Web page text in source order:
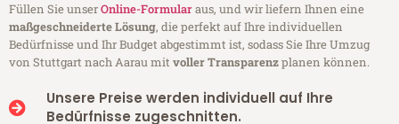
Füllen Sie unserOnline-Formularaus, und wir liefern Ihnen eine
maßgeschneiderte Lösung, die perfekt auf Ihre individuellen
Bedürfnisse und Ihr Budget abgestimmt ist, sodass Sie Ihre Umzug
von Stuttgart nach Aarau mitvoller Transparenzplanen können.
Unsere Preise werden individuell auf Ihre
Bedürfnisse zugeschnitten.